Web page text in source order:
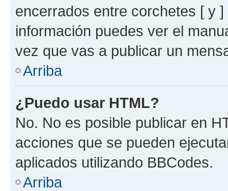
encerrados entre corchetes [ y
información puedes ver el
vez que vas a publicar un
Arriba
¿Puedo usar HTML?
No. No es posible publicar en
acciones que se pueden
aplicados utilizando BBCodes.
Arriba